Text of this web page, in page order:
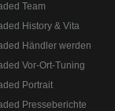
Team
History & Vita
Händler werden
Vor-Ort-Tuning
Portrait
Presseberichte